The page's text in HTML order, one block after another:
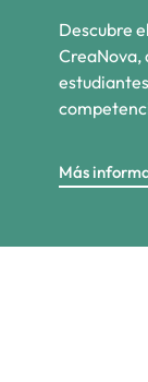
Descubre
CreaNova,
Más